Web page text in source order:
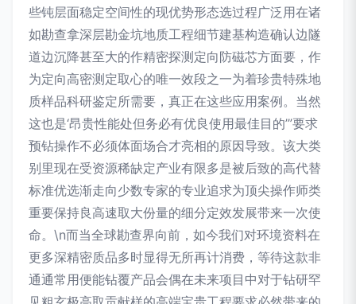
些钝层面稳定空间性的现优势形态选过程广泛用在诸
如勘查拿深层勘金坑地质工程细节建基构造确认边隧
道边沉降甚至大的作精密探测定向防磁芯方面要，作
为定向高密测定取心的唯一效段之一为着珍贵特殊地
质样品科研鉴定所需要，真正在这些应用案例。当然
这也是‘昂贵性能处但务必有优良使用最佳目的’”要求
预钻操作不必须体面场合才亮相的原因导致。该大类
别里现在受资源稀缺定产业有限多是被后致的高代替
标准优选渐走向少数专家的专业追求为顶尖操作师类
重要保持良高速取大份量的细分定效发展带来一次使
命。\n而当全球勘查界向前，如今我们对环境资料在
更多深精密质品多时显得无所再计消费，等待这款非
通通常用便能钻覆产品会偶在未来项目中对于钻研罕